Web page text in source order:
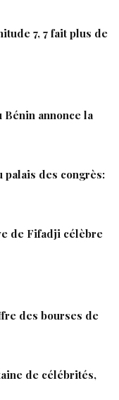
7, 7 fait plus de
Bénin annonce la
palais des congrès:
de Fifadji célèbre
des bourses de
de célébrités,